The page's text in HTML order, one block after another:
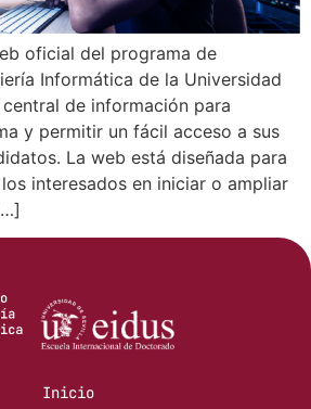
oficial del programa de
Informática de la Universidad
de información para
y permitir un fácil acceso a sus
La web está diseñada para
interesados en iniciar o ampliar
Inicio